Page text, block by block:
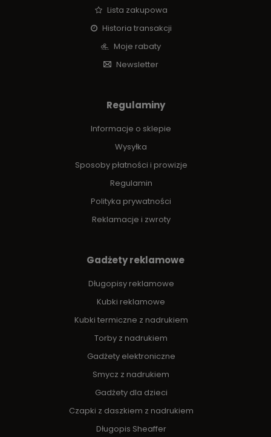
Lista zakupowa
Historia transakcji
Moje rabaty
Newsletter
Regulaminy
Informacje o sklepie
Wysyłka
Sposoby płatności i prowizje
Regulamin
Polityka prywatności
Reklamacje i zwroty
Gadżety reklamowe
Długopisy reklamowe
Kubki reklamowe
Kubki termiczne z nadrukiem
Torby z nadrukiem
Gadżety elektroniczne
Smycz z nadrukiem
Gadżety dla dzieci
Czapki z daszkiem z nadrukiem
Długopis Sheaffer